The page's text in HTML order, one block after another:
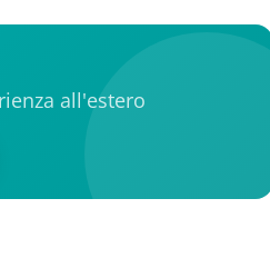
all'estero